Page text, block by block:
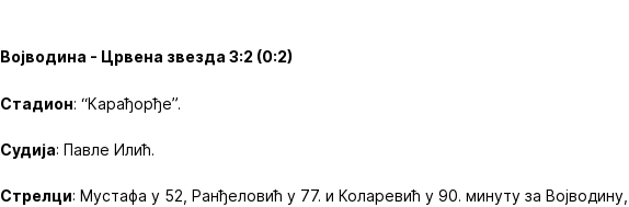
Војводина - Црвена звезда 3:2 (0:2)
Стадион: “Карађорђе”.
Судија: Павле Илић.
Стрелци: Мустафа у 52, Ранђеловић у 77. и Коларевић у 90. минуту за